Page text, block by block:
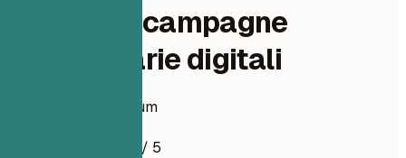
Direttrice campagne
pubblicitarie digitali
Esempio di curriculum
/ 5